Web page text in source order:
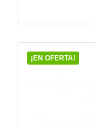
¡EN OFERTA!